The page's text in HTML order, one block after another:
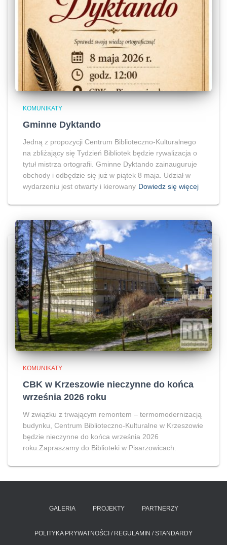
KOMUNIKATY
Gminne Dyktando
Jedną z propozycji Centrum Biblioteczno-Kulturalnego
na zbliżający się Tydzień Bibliotek będzie rywalizacja o
tytuł mistrza ortografii. Gminne Dyktando zainauguruje
obchody i odbędzie się już w piątek 8 maja. Udział w
wydarzeniu jest otwarty i kierowany Dowiedz się więcej
KOMUNIKATY
CBK w Krzeszowie nieczynne do końca
września 2026 roku
W związku z trwającym remontem – termomodernizacją
budynku, Centrum Biblioteczno-Kulturalne w Krzeszowie
będzie nieczynne do końca września 2026
roku.Zapraszamy do Biblioteki w Pisarzowicach.
GALERIA PROJEKTY PARTNERZY
POLITYKA PRYWATNOŚCI / REGULAMIN / STANDARDY